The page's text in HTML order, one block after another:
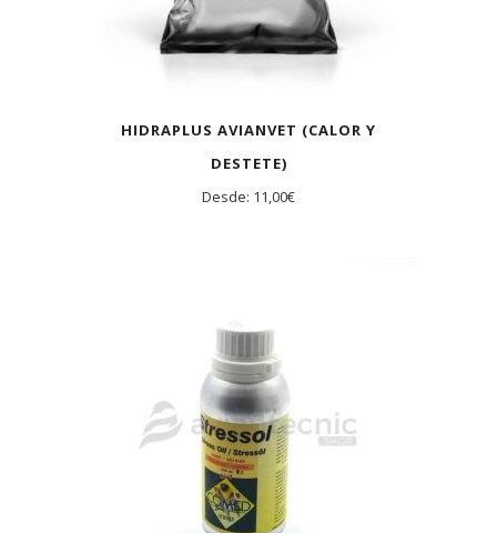
HIDRAPLUS AVIANVET (CALOR Y
DESTETE)
Desde: 11,00€